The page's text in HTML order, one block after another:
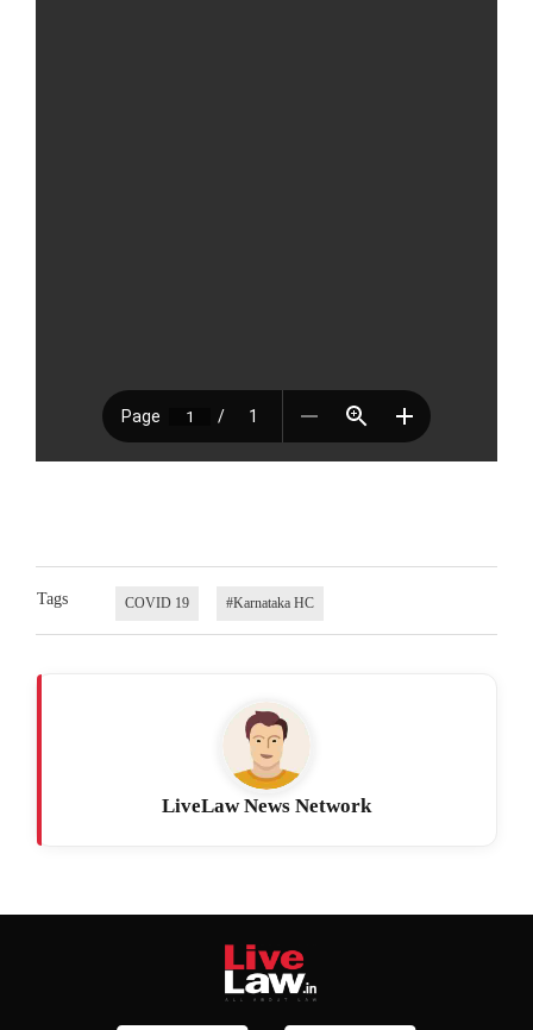
Tags COVID 19 #Karnataka HC
LiveLaw News Network